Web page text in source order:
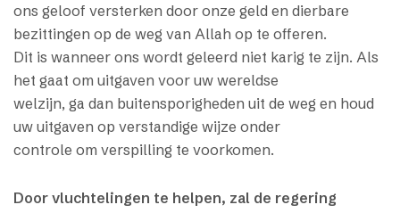
ons geloof versterken door onze geld en dierbare
bezittingen op de weg van Allah op te offeren.
Dit is wanneer ons wordt geleerd niet karig te zijn. Als
het gaat om uitgaven voor uw wereldse
welzijn, ga dan buitensporigheden uit de weg en houd
uw uitgaven op verstandige wijze onder
controle om verspilling te voorkomen.
Door vluchtelingen te helpen, zal de regering